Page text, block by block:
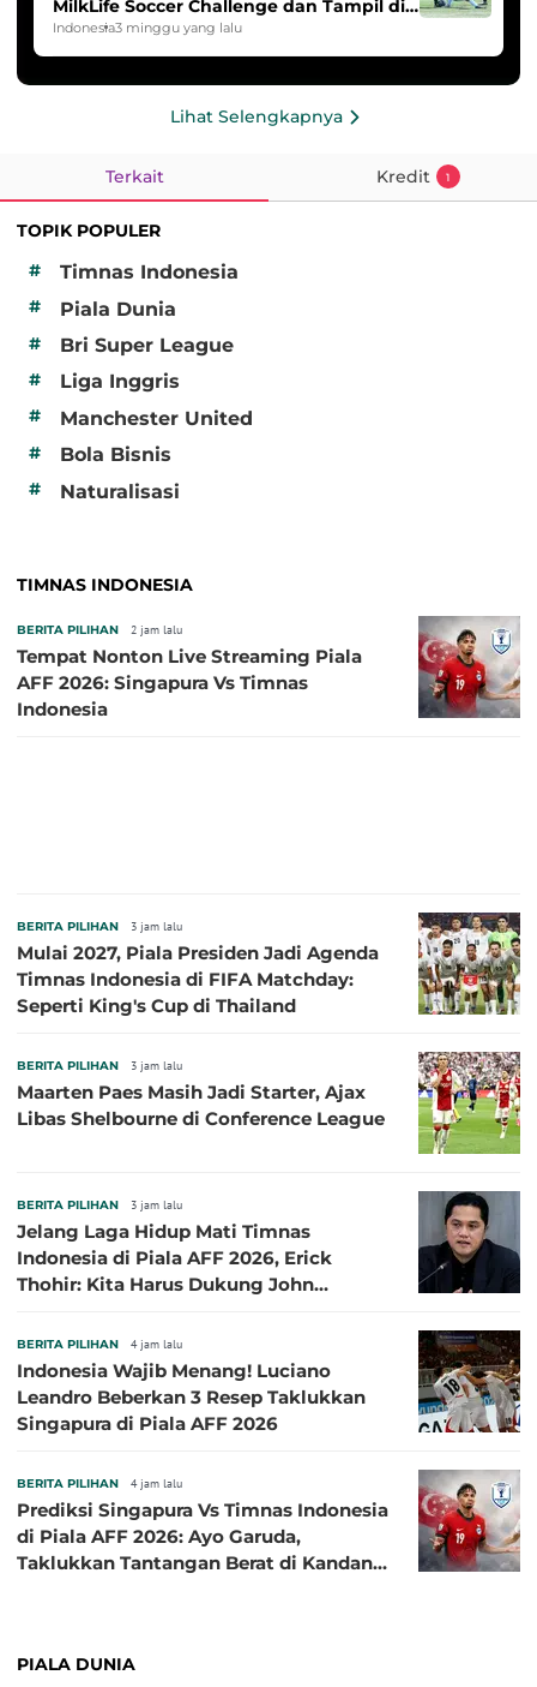
MilkLife Soccer Challenge dan Tampil di
HYDROPLUS Soccer League
Indonesia3 minggu yang lalu
Lihat Selengkapnya
Terkait Kredit 1
TOPIK POPULER
#
Timnas Indonesia
# Piala Dunia
# Bri Super League
# Liga Inggris
# Manchester United
# Bola Bisnis
# Naturalisasi
TIMNAS INDONESIA
BERITA PILIHAN 2 jam lalu
Tempat Nonton Live Streaming Piala
AFF 2026: Singapura Vs Timnas
Indonesia
BERITA PILIHAN 3 jam lalu
Mulai 2027, Piala Presiden Jadi Agenda
Timnas Indonesia di FIFA Matchday:
Seperti King's Cup di Thailand
BERITA PILIHAN 3 jam lalu
Maarten Paes Masih Jadi Starter, Ajax
Libas Shelbourne di Conference League
BERITA PILIHAN 3 jam lalu
Jelang Laga Hidup Mati Timnas
Indonesia di Piala AFF 2026, Erick
Thohir: Kita Harus Dukung John
BERITA PILIHAN 4 jam lalu
Indonesia Wajib Menang! Luciano
Leandro Beberkan 3 Resep Taklukkan
Singapura di Piala AFF 2026
BERITA PILIHAN 4 jam lalu
Prediksi Singapura Vs Timnas Indonesia
di Piala AFF 2026: Ayo Garuda,
Taklukkan Tantangan Berat di Kandang
PIALA DUNIA